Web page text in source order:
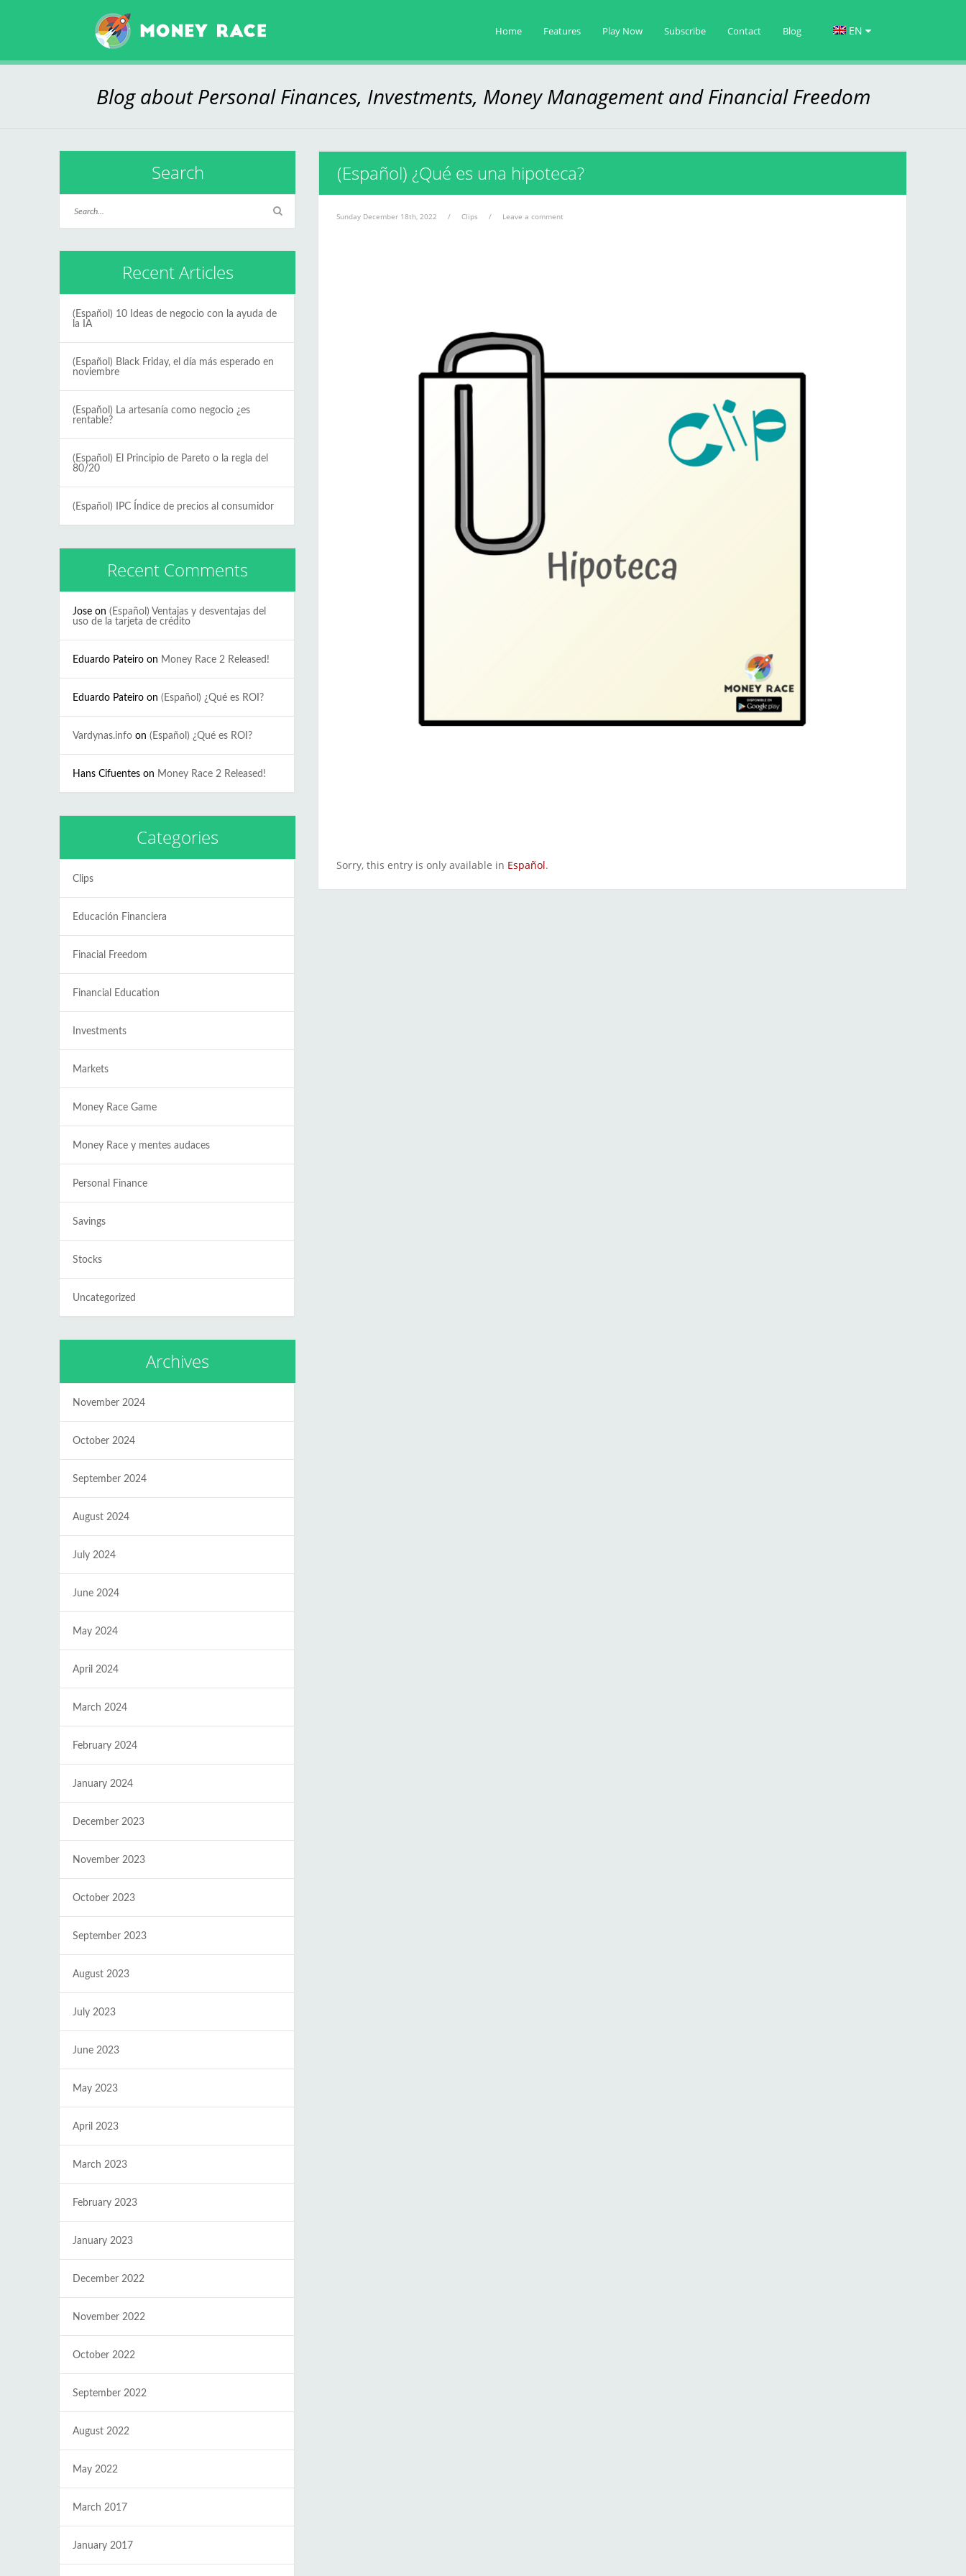
Home Features Play Now Subscribe Contact Blog EN
Blog about Personal Finances, Investments, Money Management and Financial Freedom
(Español) ¿Qué es una hipoteca?
Sunday December 18th, 2022 / Clips / Leave a comment
Sorry, this entry is only available in Español.
Search
Recent Articles
(Español) 10 Ideas de negocio con la ayuda de
la IA
(Español) Black Friday, el día más esperado en
noviembre
(Español) La artesanía como negocio ¿es
rentable?
(Español) El Principio de Pareto o la regla del
80/20
(Español) IPC Índice de precios al consumidor
Recent Comments
Jose on (Español) Ventajas y desventajas del
uso de la tarjeta de crédito
Eduardo Pateiro on Money Race 2 Released!
Eduardo Pateiro on (Español) ¿Qué es ROI?
Vardynas.info on (Español) ¿Qué es ROI?
Hans Cifuentes on Money Race 2 Released!
Categories
Clips
Educación Financiera
Finacial Freedom
Financial Education
Investments
Markets
Money Race Game
Money Race y mentes audaces
Personal Finance
Savings
Stocks
Uncategorized
Archives
November 2024
October 2024
September 2024
August 2024
July 2024
June 2024
May 2024
April 2024
March 2024
February 2024
January 2024
December 2023
November 2023
October 2023
September 2023
August 2023
July 2023
June 2023
May 2023
April 2023
March 2023
February 2023
January 2023
December 2022
November 2022
October 2022
September 2022
August 2022
May 2022
March 2017
January 2017